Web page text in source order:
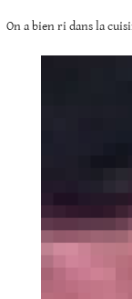
On a bien ri dans la